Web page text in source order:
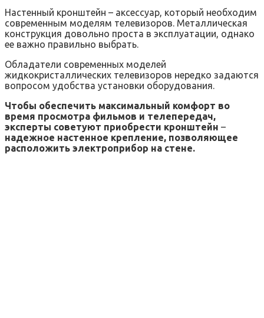
Настенный кронштейн – аксессуар, который необходим
современным моделям телевизоров. Металлическая
конструкция довольно проста в эксплуатации, однако
ее важно правильно выбрать.
Обладатели современных моделей
жидкокристаллических телевизоров нередко задаются
вопросом удобства установки оборудования.
Чтобы обеспечить максимальный комфорт во
время просмотра фильмов и телепередач,
эксперты советуют приобрести кронштейн –
надежное настенное крепление, позволяющее
расположить электроприбор на стене.